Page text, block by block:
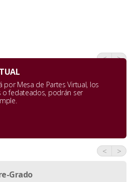
< >
Mesa de Partes Virtual, los
fedateados, podrán ser
< >
Grado